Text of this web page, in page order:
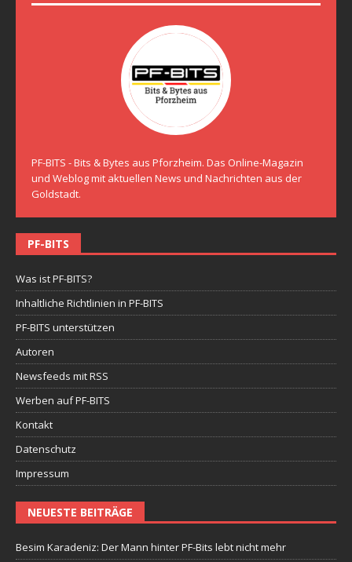
PF-BITS - Bits & Bytes aus Pforzheim. Das Online-Magazin
und Weblog mit aktuellen News und Nachrichten aus der
Goldstadt.
PF-BITS
Was ist PF-BITS?
Inhaltliche Richtlinien in PF-BITS
PF-BITS unterstützen
Autoren
Newsfeeds mit RSS
Werben auf PF-BITS
Kontakt
Datenschutz
Impressum
NEUESTE BEITRÄGE
Besim Karadeniz: Der Mann hinter PF-Bits lebt nicht mehr